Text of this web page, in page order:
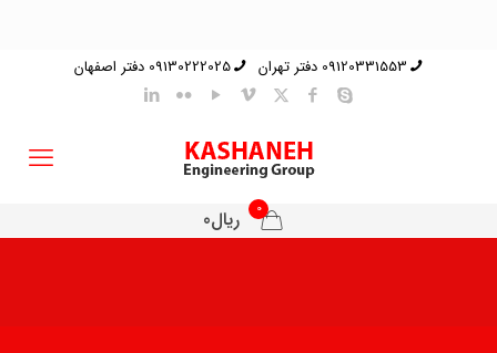
09120331553 دفتر تهران 09130222025 دفتر اصفهان
0 ریال0